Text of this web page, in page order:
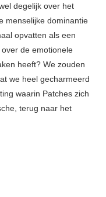
degelijk over het
menselijke dominantie
opvatten als een
de emotionele
heeft? We zouden
we heel gecharmeerd
waarin Patches zich
terug naar het